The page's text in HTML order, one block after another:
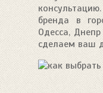
бренда в
Одесса,
сделаем ваш